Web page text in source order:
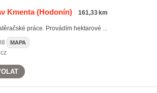
Kmenta(Hodonín) 161,33 km
práce. Provádím hektarové ...
MAPA